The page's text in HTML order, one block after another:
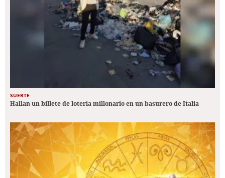
SUERTE
Hallan un billete de lotería millonario en un basurero de Italia